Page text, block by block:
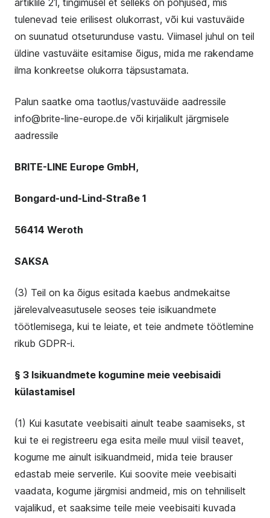
artiklile 21, tingimusel et selleks on põhjused, mis
tulenevad teie erilisest olukorrast, või kui vastuväide
on suunatud otseturunduse vastu. Viimasel juhul on teil
üldine vastuväite esitamise õigus, mida me rakendame
ilma konkreetse olukorra täpsustamata.
Palun saatke oma taotlus/vastuväide aadressile
info@brite-line-europe.de või kirjalikult järgmisele
aadressile
BRITE-LINE Europe GmbH,
Bongard-und-Lind-Straße 1
56414 Weroth
SAKSA
(3) Teil on ka õigus esitada kaebus andmekaitse
järelevalveasutusele seoses teie isikuandmete
töötlemisega, kui te leiate, et teie andmete töötlemine
rikub GDPR-i.
§ 3 Isikuandmete kogumine meie veebisaidi
külastamisel
(1) Kui kasutate veebisaiti ainult teabe saamiseks, st
kui te ei registreeru ega esita meile muul viisil teavet,
kogume me ainult isikuandmeid, mida teie brauser
edastab meie serverile. Kui soovite meie veebisaiti
vaadata, kogume järgmisi andmeid, mis on tehniliselt
vajalikud, et saaksime teile meie veebisaiti kuvada